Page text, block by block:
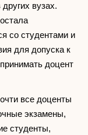
вузах.
со студентами и
для допуска к
доцент
все доценты
экзамены,
студенты,